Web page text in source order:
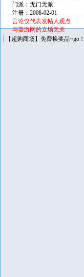
门派：无门无派
注册：2008-02-01
言论仅代表发帖人观点
与耍游网的立场无关
【超购商场】免费换奖品~go！